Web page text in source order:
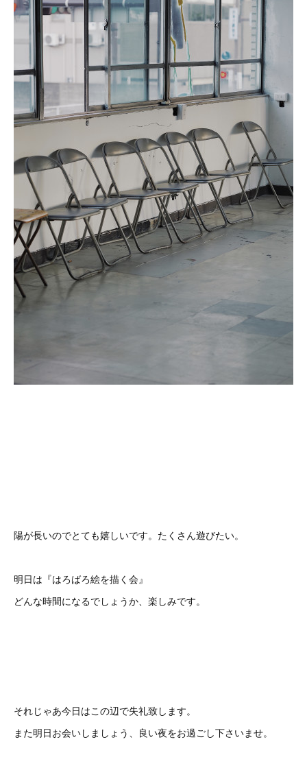
陽が長いのでとても嬉しいです。たくさん遊びたい。
明日は『はろばろ絵を描く会』
どんな時間になるでしょうか、楽しみです。
それじゃあ今日はこの辺で失礼致します。
また明日お会いしましょう、良い夜をお過ごし下さいませ。